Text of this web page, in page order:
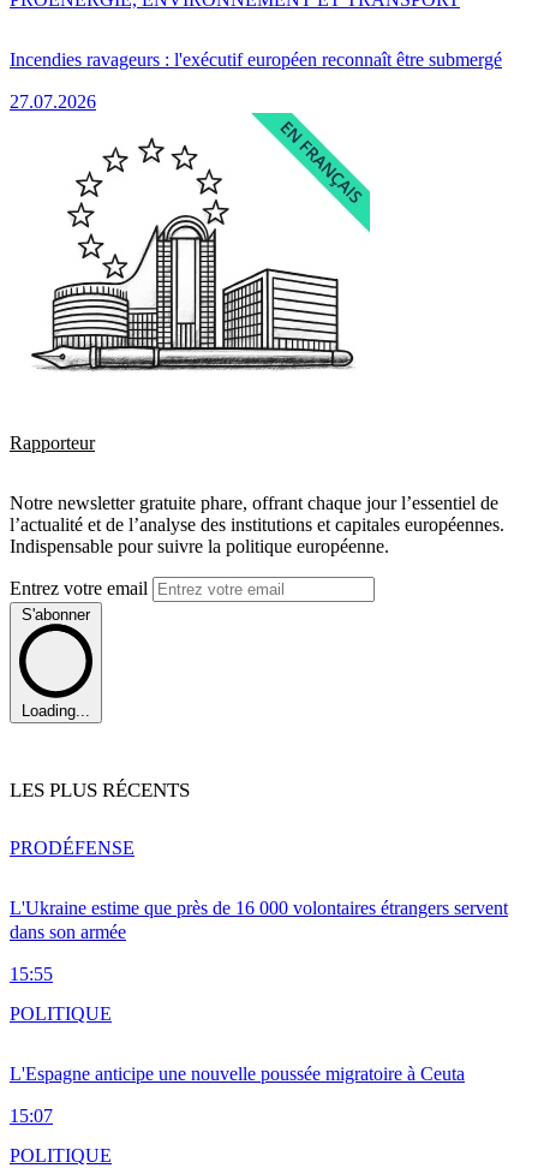
Incendies ravageurs : l'exécutif européen reconnaît être submergé
27.07.2026
Rapporteur
Notre newsletter gratuite phare, offrant chaque jour l’essentiel de
l’actualité et de l’analyse des institutions et capitales européennes.
Indispensable pour suivre la politique européenne.
Entrez votre email
S'abonner
Loading...
LES PLUS RÉCENTS
L'Ukraine estime que près de 16 000 volontaires étrangers servent
dans son armée
15:55
PRODÉFENSE
L'Espagne anticipe une nouvelle poussée migratoire à Ceuta
15:07
POLITIQUE
POLITIQUE